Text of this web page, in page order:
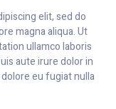
elit, sed do
magna aliqua. Ut
ullamco laboris
aute irure dolor in
eu fugiat nulla